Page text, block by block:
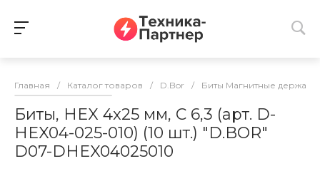
Главная / Каталог товаров / D.Bor / Биты Магнитные
Биты, HEX 4x25 мм, C 6,3 (арт. D-
HEX04-025-010) (10 шт.) "D.BOR"
D07-DHEX04025010